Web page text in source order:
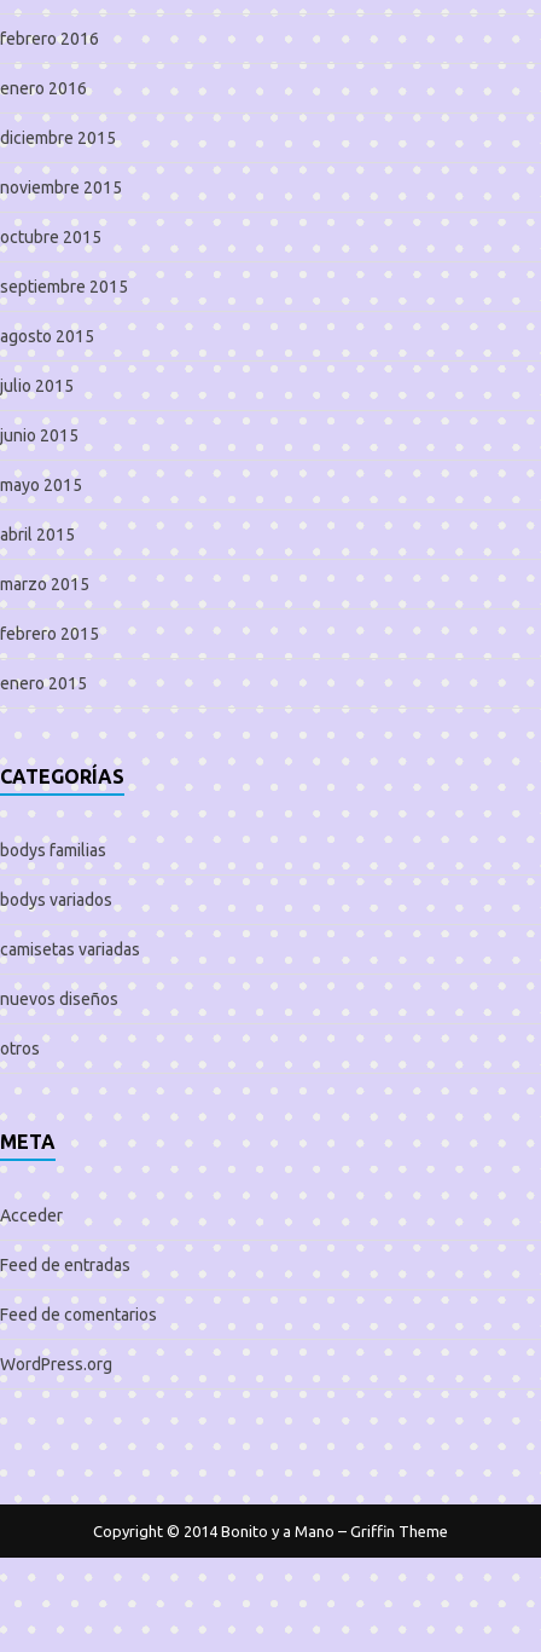
febrero 2016
enero 2016
diciembre 2015
noviembre 2015
octubre 2015
septiembre 2015
agosto 2015
julio 2015
junio 2015
mayo 2015
abril 2015
marzo 2015
febrero 2015
enero 2015
CATEGORÍAS
bodys familias
bodys variados
camisetas variadas
nuevos diseños
otros
META
Acceder
Feed de entradas
Feed de comentarios
WordPress.org
Copyright © 2014 Bonito y a Mano – Griffin Theme